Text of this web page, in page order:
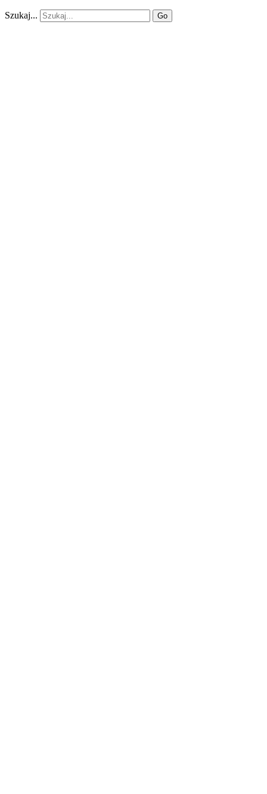
Szukaj... Go